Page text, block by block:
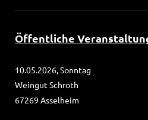
Öffentliche
10.05.2026, Sonntag
Weingut Schroth
67269 Asselheim